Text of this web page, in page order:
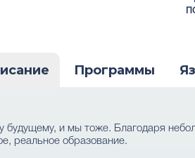
Программы
будущему, и мы тоже. Благодаря
реальное образование.